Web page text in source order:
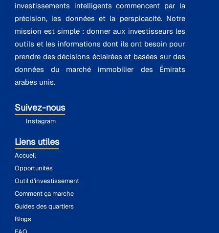
investissements intelligents commencent par la
précision, les données et la perspicacité. Notre
mission est simple : donner aux investisseurs les
outils et les informations dont ils ont besoin pour
prendre des décisions éclairées et basées sur des
données du marché immobilier des Émirats
arabes unis.
Suivez-nous
Instagram
Liens utiles
Accueil
Opportunités
Outil d'investissement
Comment ça marche
Guides des quartiers
Blogs